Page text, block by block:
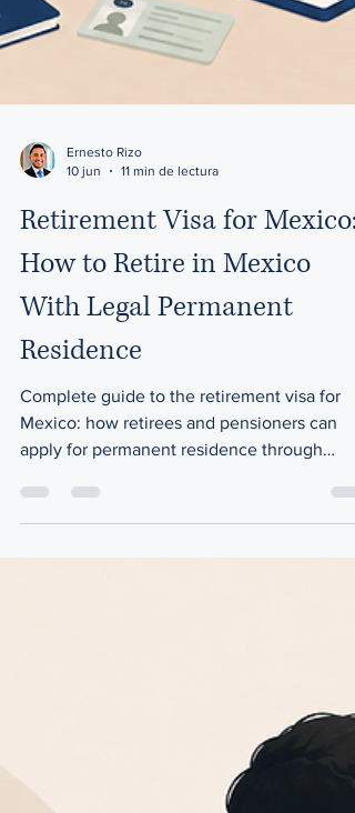
Ernesto Rizo
10 jun
11 min de lectura
Retirement Visa for Mexico:
How to Retire in Mexico
With Legal Permanent
Residence
Complete guide to the retirement visa for
Mexico: how retirees and pensioners can
complete the resident card process in